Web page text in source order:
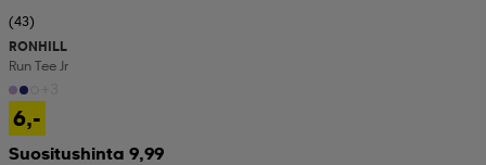
(43)
RONHILL
Run Tee Jr
6,-
Suositushinta 9,99